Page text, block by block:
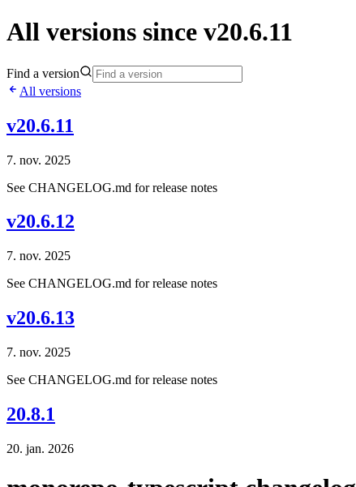
All versions since v20.6.11
Find a version
All versions
v20.6.11
7. nov. 2025
See CHANGELOG.md for release notes
v20.6.12
7. nov. 2025
See CHANGELOG.md for release notes
v20.6.13
7. nov. 2025
See CHANGELOG.md for release notes
20.8.1
20. jan. 2026